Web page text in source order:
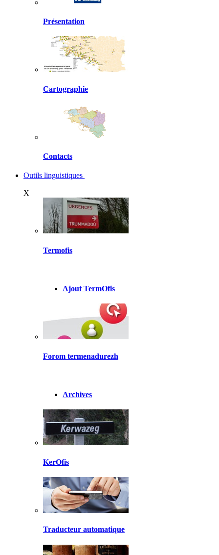
Présentation
Cartographie
Contacts
Outils linguistiques
X
Termofis
Ajout TermOfis
Forom termenadurezh
Archives
KerOfis
Traducteur automatique